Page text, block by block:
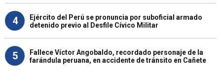
4
Ejército del Perú se pronuncia por suboficial armado
detenido previo al Desfile Cívico Militar
5
Fallece Víctor Angobaldo, recordado personaje de la
farándula peruana, en accidente de tránsito en Cañete